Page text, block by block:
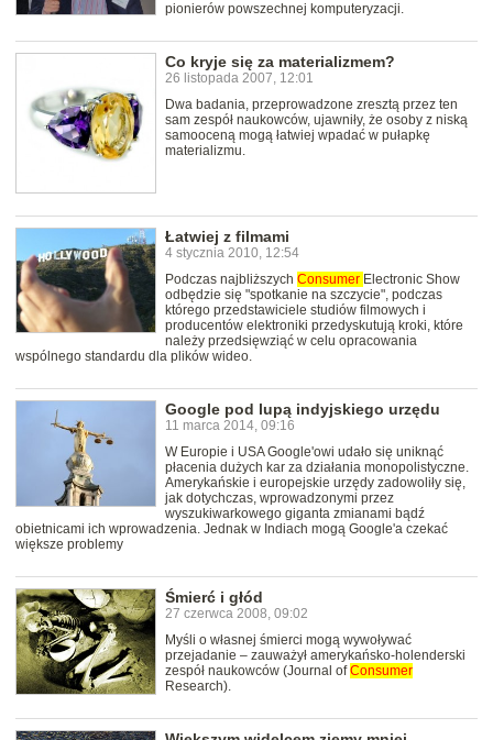
pionierów powszechnej komputeryzacji.
Co kryje się za materializmem?
26 listopada 2007, 12:01
Dwa badania, przeprowadzone zresztą przez ten
sam zespół naukowców, ujawniły, że osoby z niską
samooceną mogą łatwiej wpadać w pułapkę
materializmu.
Łatwiej z filmami
4 stycznia 2010, 12:54
Podczas najbliższych Consumer Electronic Show
odbędzie się "spotkanie na szczycie", podczas
którego przedstawiciele studiów filmowych i
producentów elektroniki przedyskutują kroki, które
należy przedsięwziąć w celu opracowania
wspólnego standardu dla plików wideo.
Google pod lupą indyjskiego urzędu
11 marca 2014, 09:16
W Europie i USA Google'owi udało się uniknąć
płacenia dużych kar za działania monopolistyczne.
Amerykańskie i europejskie urzędy zadowoliły się,
jak dotychczas, wprowadzonymi przez
wyszukiwarkowego giganta zmianami bądź
obietnicami ich wprowadzenia. Jednak w Indiach mogą Google'a czekać
większe problemy
Śmierć i głód
27 czerwca 2008, 09:02
Myśli o własnej śmierci mogą wywoływać
przejadanie – zauważył amerykańsko-holenderski
zespół naukowców (Journal ofConsumer
Research).